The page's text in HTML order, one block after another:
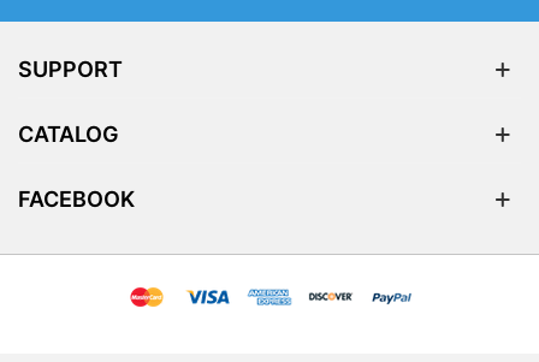
SUPPORT
CATALOG
FACEBOOK